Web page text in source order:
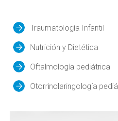
Traumatología Infantil
Nutrición y Dietética
Oftalmología pediátrica
Otorrinolaringología